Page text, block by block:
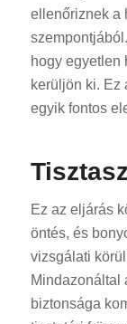
ellenőriznek a
hogy egyetlen
kerüljön ki. Ez
egyik fontos
Ez az eljárás
öntés, és
vizsgálati
Mindazonáltal
biztonsága